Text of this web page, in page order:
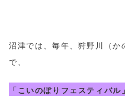
沼津では、毎年、狩野川（か
で、
「こいのぼりフェスティバル